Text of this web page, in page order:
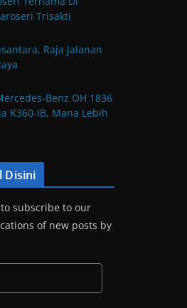
Trisakti
Raja Jalanan
Benz OH 1836
K360-IB, Mana Lebih
Disini
subscribe to our
of new posts by